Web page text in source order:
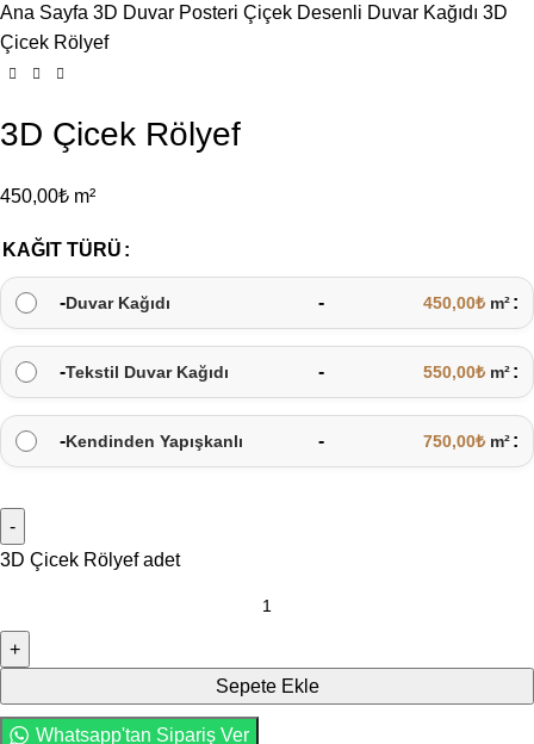
Ana Sayfa 3D Duvar Posteri Çiçek Desenli Duvar Kağıdı 3D
Çicek Rölyef
3D Çicek Rölyef
450,00₺ m²
KAĞIT TÜRÜ
-Duvar Kağıdı - 450,00₺ m²
-Tekstil Duvar Kağıdı - 550,00₺ m²
-Kendinden Yapışkanlı - 750,00₺ m²
3D Çicek Rölyef adet
Sepete Ekle
Whatsapp'tan Sipariş Ver